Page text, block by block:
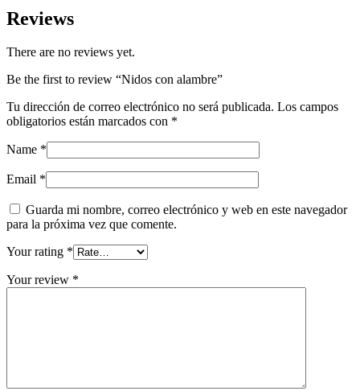
Reviews
There are no reviews yet.
Be the first to review “Nidos con alambre”
Tu dirección de correo electrónico no será publicada. Los campos
obligatorios están marcados con *
Name *
Email *
Guarda mi nombre, correo electrónico y web en este navegador
para la próxima vez que comente.
Your rating *
Your review *